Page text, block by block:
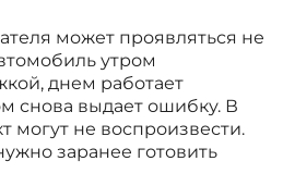
может проявляться не
утром
днем работает
снова выдает ошибку. В
могут не воспроизвести.
заранее готовить